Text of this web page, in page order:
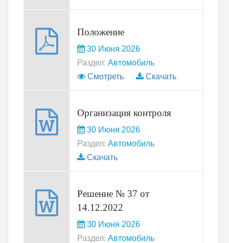
Положение
30 Июня 2026
Раздел: Автомобиль
Смотреть
Скачать
Организация контроля
30 Июня 2026
Раздел: Автомобиль
Скачать
Решение № 37 от
14.12.2022
30 Июня 2026
Раздел: Автомобиль